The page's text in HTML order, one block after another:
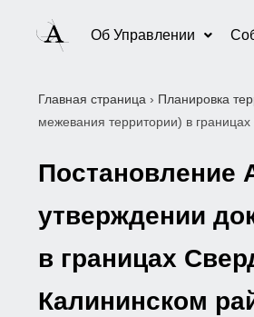
Об Управлении
Главная страница › Планировка
межевания территории) в
Постановление
утверждении
в границах
Калининском